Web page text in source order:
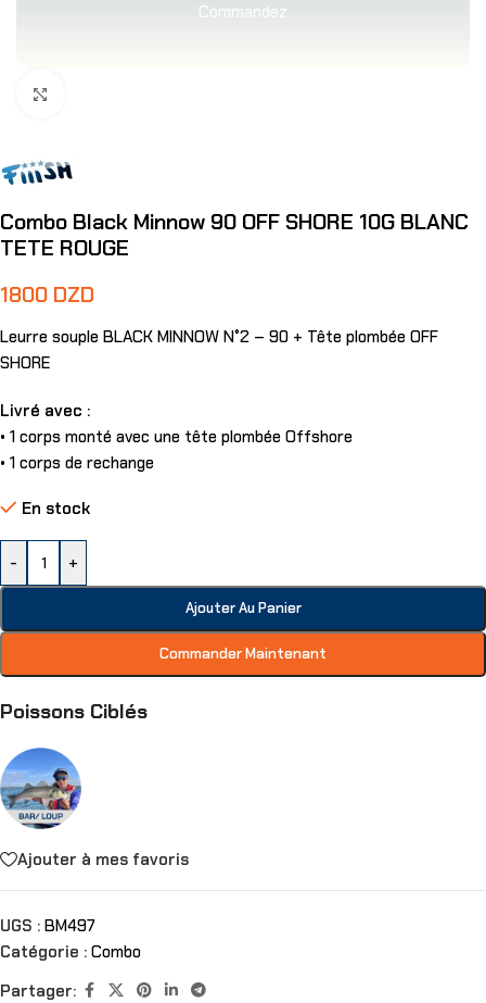
Commandez
Combo Black Minnow 90 OFF SHORE 10G BLANC
TETE ROUGE
1800 DZD
Leurre souple BLACK MINNOW N°2 – 90 + Tête plombée OFF
SHORE
Livré avec :
• 1 corps monté avec une tête plombée Offshore
• 1 corps de rechange
En stock
- +
Ajouter Au Panier
Commander Maintenant
Poissons Ciblés
Ajouter à mes favoris
UGS : BM497
Catégorie : Combo
Partager: